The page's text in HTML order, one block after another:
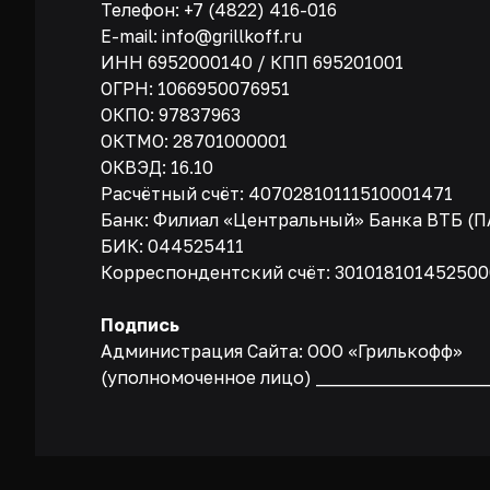
Телефон: +7 (4822) 416-016
E-mail: info@grillkoff.ru
ИНН 6952000140 / КПП 695201001
ОГРН: 1066950076951
ОКПО: 97837963
ОКТМО: 28701000001
ОКВЭД: 16.10
Расчётный счёт: 40702810111510001471
Банк: Филиал «Центральный» Банка ВТБ
БИК: 044525411
Корреспондентский счёт:
Подпись
Администрация Сайта: ООО «Грилькофф»
(уполномоченное лицо)
Каталог